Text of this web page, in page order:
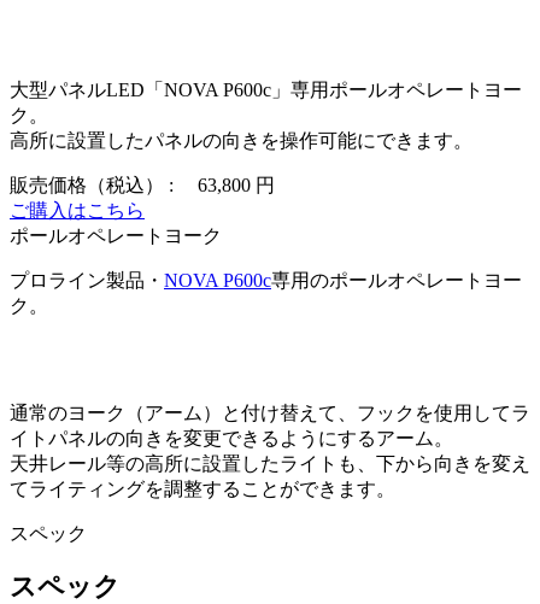
大型パネルLED「NOVA P600c」専用ポールオペレートヨー
ク。
高所に設置したパネルの向きを操作可能にできます。
販売価格（税込） :
63,800 円
ご購入はこちら
ポールオペレートヨーク
プロライン製品・ NOVA P600c専用のポールオペレートヨー
ク。
通常のヨーク（アーム）と付け替えて、フックを使用してラ
イトパネルの向きを変更できるようにするアーム。
天井レール等の高所に設置したライトも、下から向きを変え
てライティングを調整することができます。
スペック
スペック